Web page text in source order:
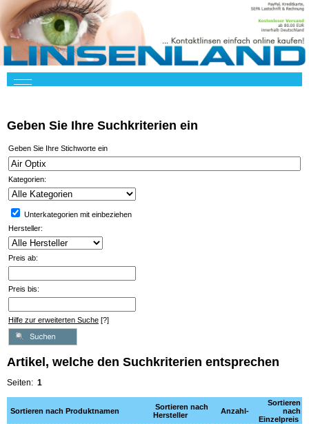
Geben Sie Ihre Suchkriterien ein
Geben Sie Ihre Stichworte ein
Kategorien:
Unterkategorien mit einbeziehen
Hersteller:
Preis ab:
Preis bis:
Hilfe zur erweiterten Suche [?]
Artikel, welche den Suchkriterien entsprechen
Seiten: 1
Sortieren nach Produktnamen
Sortieren nach
Hersteller
Anzahl-
Sortieren
nach
Einzelpreis